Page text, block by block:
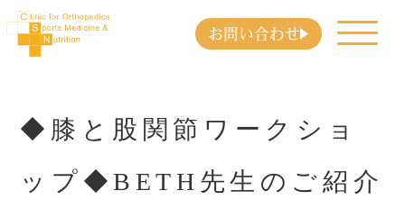
お問い合わせ
◆膝と股関節ワークショ
ップ◆BETH先生のご紹介